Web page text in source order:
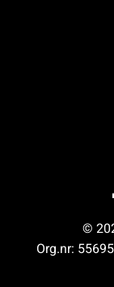
©
Org.nr: